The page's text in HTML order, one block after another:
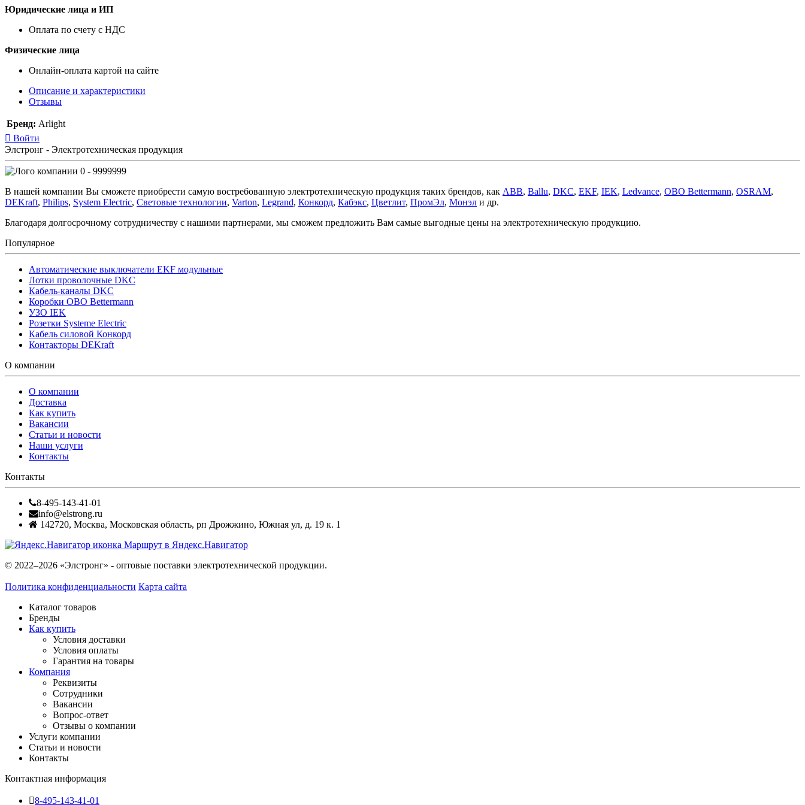
Юридические лица и ИП
Оплата по счету с НДС
Физические лица
Онлайн-оплата картой на сайте
Описание и характеристики
Отзывы
Бренд: Arlight
Войти
Элстронг - Электротехническая продукция
0 - 9999999
В нашей компании Вы сможете приобрести самую востребованную электротехническую продукция таких брендов, как ABB, Ballu, DKC, EKF, IEK, Ledvance, OBO Bettermann, OSRAM,
DEKraft, Philips, System Electric, Световые технологии, Varton, Legrand, Конкорд, Кабэкс, Цветлит, ПромЭл, Монэл и др.
Благодаря долгосрочному сотрудничеству с нашими партнерами, мы сможем предложить Вам самые выгодные цены на электротехническую продукцию.
Популярное
Автоматические выключатели EKF модульные
Лотки проволочные DKC
Кабель-каналы DKC
Коробки OBO Bettermann
УЗО IEK
Розетки Systeme Electric
Кабель силовой Конкорд
Контакторы DEKraft
О компании
О компании
Доставка
Как купить
Вакансии
Статьи и новости
Наши услуги
Контакты
Контакты
8-495-143-41-01
info@elstrong.ru
142720, Москва, Московская область, рп Дрожжино, Южная ул, д. 19 к. 1
Маршрут в Яндекс.Навигатор
© 2022–2026 «Элстронг» - оптовые поставки электротехнической продукции.
Политика конфиденциальности Карта сайта
Каталог товаров
Бренды
Как купить
Условия доставки
Условия оплаты
Гарантия на товары
Компания
Реквизиты
Сотрудники
Вакансии
Вопрос-ответ
Отзывы о компании
Услуги компании
Статьи и новости
Контакты
Контактная информация
8-495-143-41-01